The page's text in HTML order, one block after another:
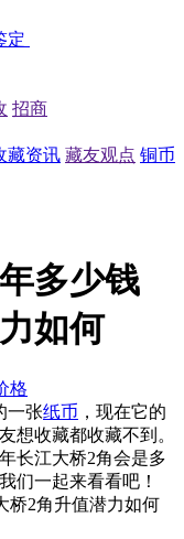
定
招商
藏资讯 藏友观点 铜币
多少钱
如何
格
一张纸币 ，现在它的
想收藏都收藏不到。
长江大桥2角会是多
们一起来看看吧！